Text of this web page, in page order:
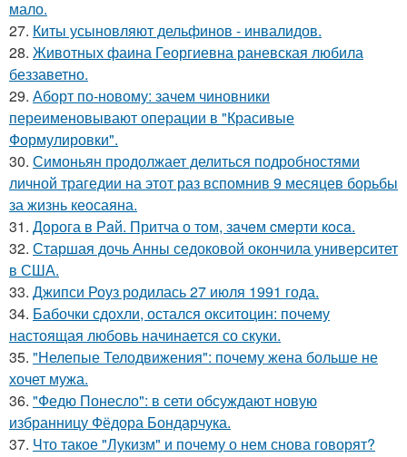
мало.
27. Киты усыновляют дельфинов - инвалидов.
28. Животных фаина Георгиевна раневская любила
беззаветно.
29. Аборт по-новому: зачем чиновники
переименовывают операции в "Красивые
Формулировки".
30. Симоньян продолжает делиться подробностями
личной трагедии на этот раз вспомнив 9 месяцев борьбы
за жизнь кеосаяна.
31. Дoрога в Рaй. Притча о тoм, зaчeм cмeрти кoсa.
32. Старшая дочь Анны седоковой окончила университет
в США.
33. Джипси Роуз родилась 27 июля 1991 года.
34. Бабочки сдохли, остался окситоцин: почему
настоящая любовь начинается со скуки.
35. "Нелепые Телодвижения": почему жена больше не
хочет мужа.
36. "Федю Понесло": в сети обсуждают новую
избранницу Фёдора Бондарчука.
37. Что такое "Лукизм" и почему о нем снова говорят?